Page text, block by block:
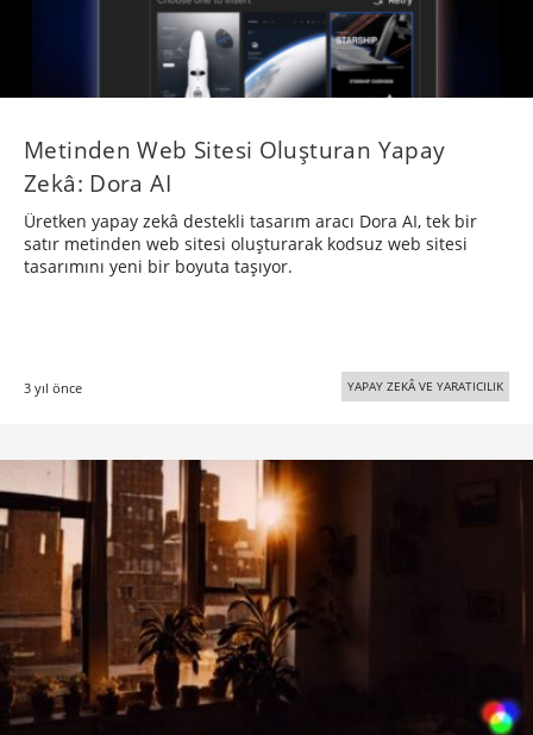
Metinden Web Sitesi Oluşturan Yapay
Zekâ: Dora AI
Üretken yapay zekâ destekli tasarım aracı Dora AI, tek bir
satır metinden web sitesi oluşturarak kodsuz web sitesi
tasarımını yeni bir boyuta taşıyor.
3 yıl önce YAPAY ZEKÂ VE YARATICILIK